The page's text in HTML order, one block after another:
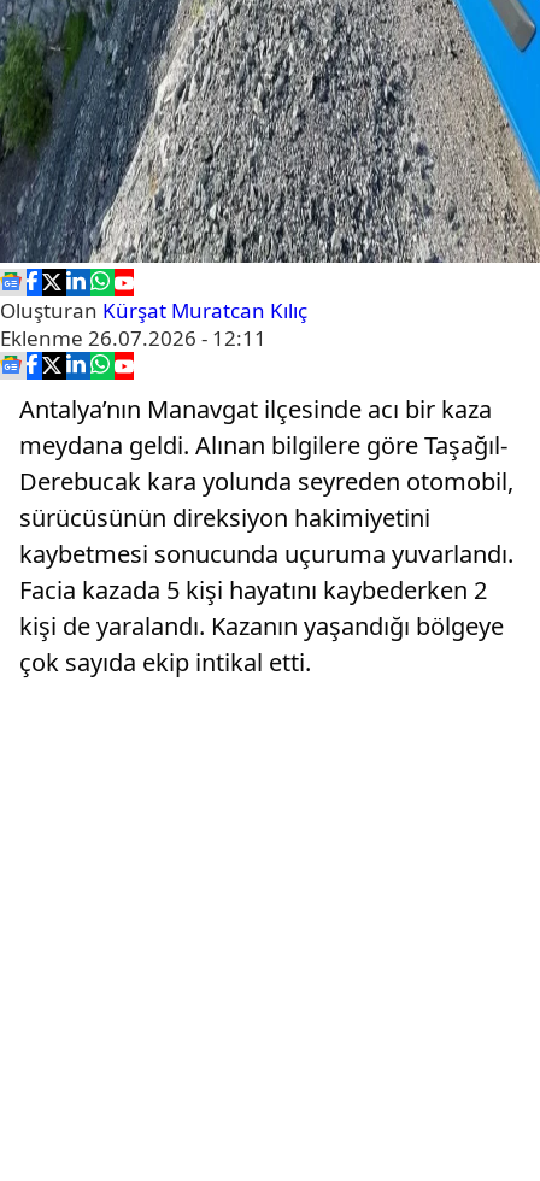
Oluşturan Kürşat Muratcan Kılıç
Eklenme 26.07.2026 - 12:11
Antalya’nın Manavgat ilçesinde acı bir kaza
meydana geldi. Alınan bilgilere göre Taşağıl-
Derebucak kara yolunda seyreden otomobil,
sürücüsünün direksiyon hakimiyetini
kaybetmesi sonucunda uçuruma yuvarlandı.
Facia kazada 5 kişi hayatını kaybederken 2
kişi de yaralandı. Kazanın yaşandığı bölgeye
çok sayıda ekip intikal etti.